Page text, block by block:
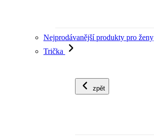
Nejprodávanější produkty pro ženy
Trička
zpět